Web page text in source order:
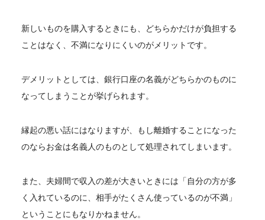
新しいものを購入するときにも、どちらかだけが負担する
ことはなく、不満になりにくいのがメリットです。
デメリットとしては、銀行口座の名義がどちらかのものに
なってしまうことが挙げられます。
縁起の悪い話にはなりますが、もし離婚することになった
のならお金は名義人のものとして処理されてしまいます。
また、夫婦間で収入の差が大きいときには「自分の方が多
く入れているのに、相手がたくさん使っているのが不満」
ということにもなりかねません。